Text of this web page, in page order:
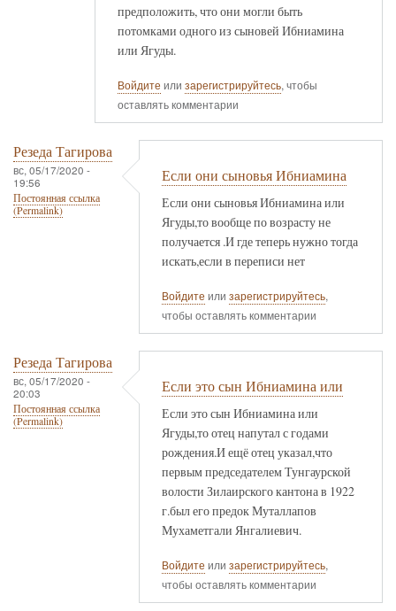
предположить, что они могли быть
потомками одного из сыновей Ибниамина
или Ягуды.
Войдите или зарегистрируйтесь, чтобы
оставлять комментарии
Резеда Тагирова
вс, 05/17/2020 -
19:56
Постоянная ссылка
(Permalink)
Если они сыновья Ибниамина
Если они сыновья Ибниамина или
Ягуды,то вообще по возрасту не
получается .И где теперь нужно тогда
искать,если в переписи нет
Войдите или зарегистрируйтесь,
чтобы оставлять комментарии
Резеда Тагирова
вс, 05/17/2020 -
20:03
Постоянная ссылка
(Permalink)
Если это сын Ибниамина или
Если это сын Ибниамина или
Ягуды,то отец напутал с годами
рождения.И ещё отец указал,что
первым председателем Тунгаурской
волости Зилаирского кантона в 1922
г.был его предок Муталлапов
Мухаметгали Янгалиевич.
Войдите или зарегистрируйтесь,
чтобы оставлять комментарии